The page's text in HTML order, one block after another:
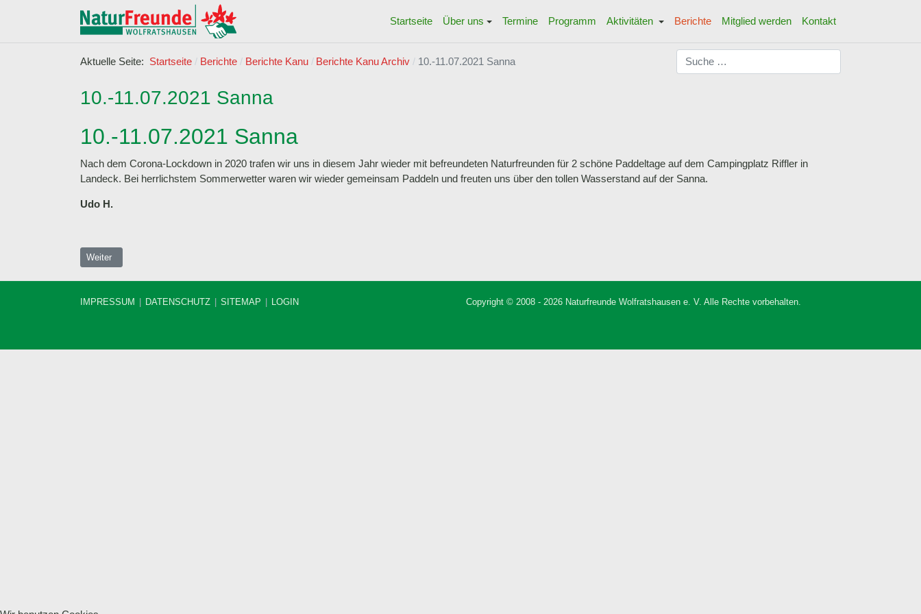
Startseite Über uns Termine Programm Aktivitäten Berichte Mitglied werden Kontakt
Aktuelle Seite: Startseite Berichte Berichte Kanu Berichte Kanu Archiv 10.-11.07.2021 Sanna Suchen
10.-11.07.2021 Sanna
10.-11.07.2021 Sanna
Nach dem Corona-Lockdown in 2020 trafen wir uns in diesem Jahr wieder mit befreundeten Naturfreunden für 2 schöne Paddeltage auf dem Campingplatz Riffler in
Landeck. Bei herrlichstem Sommerwetter waren wir wieder gemeinsam Paddeln und freuten uns über den tollen Wasserstand auf der Sanna.
Udo H.
Nächster Beitrag: 28.07.2021 Schnuppertraining Loisach
Weiter
IMPRESSUM DATENSCHUTZ SITEMAP LOGIN Copyright © 2008 - 2026 Naturfreunde Wolfratshausen e. V. Alle Rechte vorbehalten.